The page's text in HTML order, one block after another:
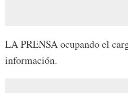
LA PRENSA ocupando el
información.